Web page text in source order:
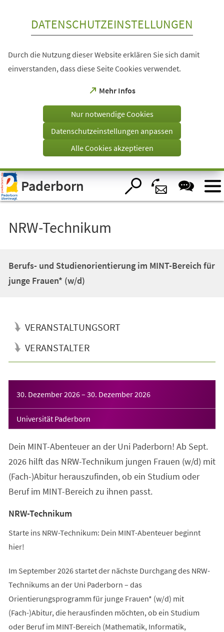
Visuelle
Assistenzsoftware
öffnen.
DATENSCHUTZEINSTELLUNGEN
Durch die Nutzung dieser Website erklären Sie sich damit
einverstanden, dass diese Seite Cookies verwendet.
Mehr Infos
(Öffnet
einem
Tab)
Nur notwendige Cookies
Datenschutzeinstellungen anpassen
Alle Cookies akzeptieren
Paderborn
NRW-Technikum
Berufs- und Studienorientierung im MINT-Bereich für
junge Frauen* (w/d)
VERANSTALTUNGSORT
VERANSTALTER
30. Dezember 2026– 30. Dezember 2026
Universität Paderborn
Dein MINT-Abenteuer an der Uni Paderborn! Ab Sept.
2026 hilft das NRW-Technikum jungen Frauen (w/d) mit
(Fach-)Abitur herauszufinden, ob ein Studium oder
Beruf im MINT-Bereich zu ihnen passt.
NRW-Technikum
Starte ins NRW-Technikum: Dein MINT-Abenteuer beginnt
hier!
Im September 2026 startet der nächste Durchgang des NRW-
Technikums an der Uni Paderborn – das
Orientierungsprogramm für junge Frauen* (w/d) mit
(Fach-)Abitur, die herausfinden möchten, ob ein Studium
oder Beruf im MINT-Bereich (Mathematik, Informatik,